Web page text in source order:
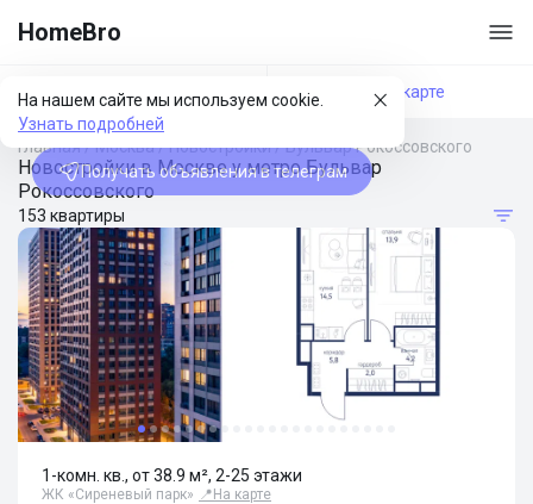
HomeBro
На нашем сайте мы используем cookie.
Узнать подробней
Получать объявления в телеграм
Фильтры На карте
Главная/Москва/Новостройки/Бульвар Рокоссовского
Новостройки в Москве у метро Бульвар
Рокоссовского
153 квартиры
1-комн. кв., от 38.9 м², 2-25 этажи
ЖК «Сиреневый парк» 📍 На карте